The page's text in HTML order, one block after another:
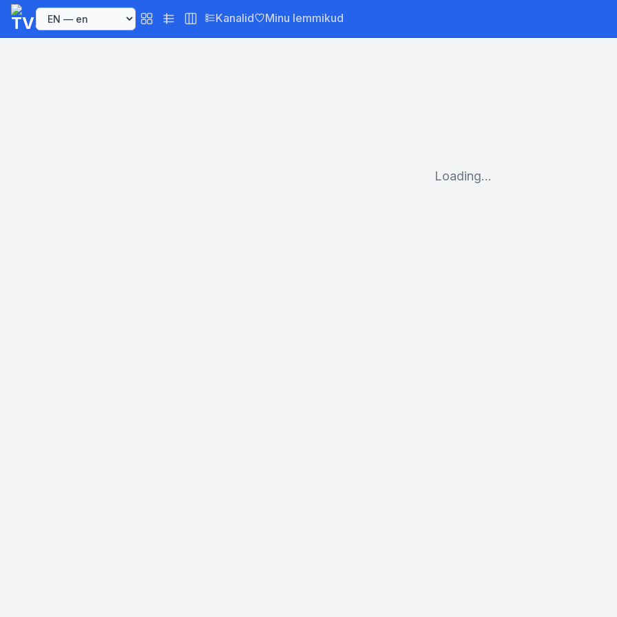
Kanalid Minu lemmikud
Loading...